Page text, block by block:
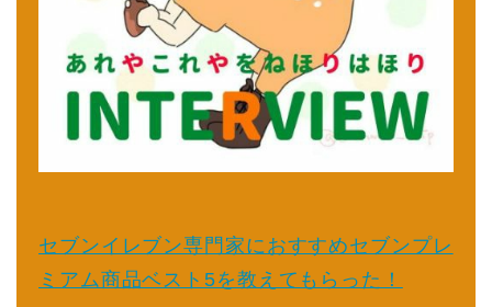
セブンイレブン専門家におすすめセブンプレ
ミアム商品ベスト5を教えてもらった！